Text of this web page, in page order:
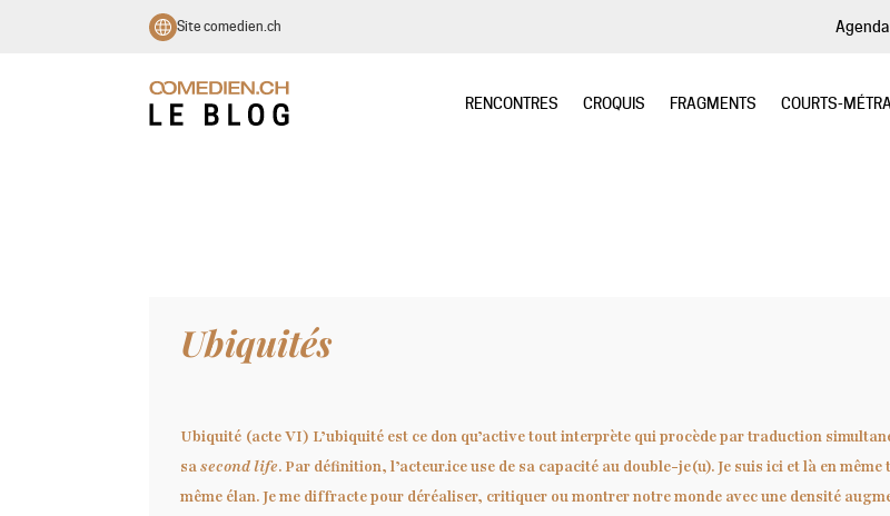
Site comedien.ch Agenda
RENCONTRES CROQUIS FRAGMENTS COURTS-
Ubiquités
Ubiquité (acte VI) L’ubiquité est ce don qu’active tout interprète qui procède par traduction
sasecond life. Par définition, l’acteur.ice use de sa capacité au double-je(u). Je suis ici et là en
même élan. Je me diffracte pour déréaliser, critiquer ou montrer notre monde avec une densité